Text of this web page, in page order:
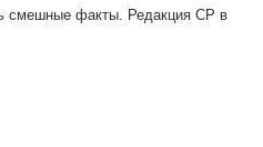
смешные факты. Редакция СР в